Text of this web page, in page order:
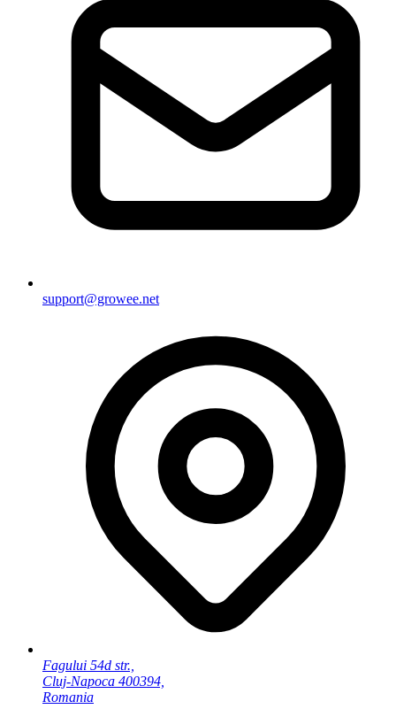
support@growee.net
Fagului 54d str.,
Cluj-Napoca 400394,
Romania